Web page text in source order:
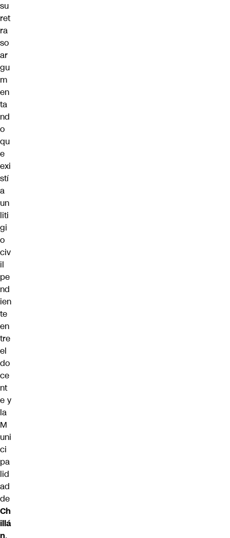
su
ret
ra
so
ar
gu
m
en
ta
nd
o
qu
e
exi
stí
a
un
liti
gi
o
civ
il
pe
nd
ien
te
en
tre
el
do
ce
nt
e y
la
M
uni
ci
pa
lid
ad
de
Ch
illá
n,